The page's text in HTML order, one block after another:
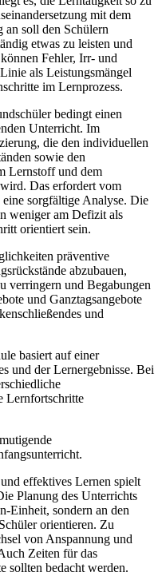
mit dem
soll den Schülern
etwas zu leisten und
Fehler, Irr- und
als Leistungsmängel
im Lernprozess.
bedingt einen
Unterricht. Im
die den individuellen
sowie den
Lernstoff und dem
Das erfordert vom
sorgfältige Analyse. Die
weniger am Defizit als
orientiert sein.
präventive
abzubauen,
verringern und Begabungen
und Ganztagsangebote
und
basiert auf einer
und der Lernergebnisse. Bei
Lernfortschritte
effektives Lernen spielt
Planung des Unterrichts
Einheit, sondern an den
orientieren. Zu
von Anspannung und
Zeiten für das
sollten bedacht werden.